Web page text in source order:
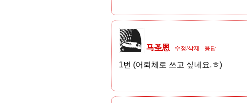
马圣恩 수정/삭제 응답
1번 (어뢰체로 쓰고 싶네요.ㅎ)